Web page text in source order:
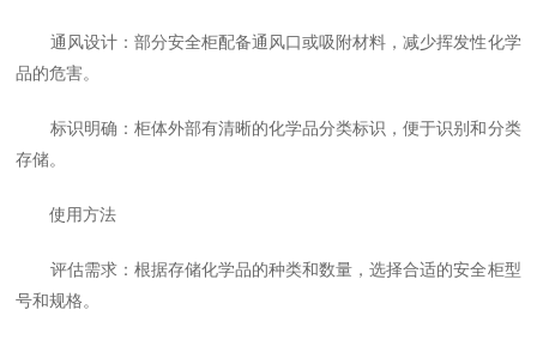
通风设计：部分安全柜配备通风口或吸附材料，减少挥发性化学
品的危害。
标识明确：柜体外部有清晰的化学品分类标识，便于识别和分类
存储。
使用方法
评估需求：根据存储化学品的种类和数量，选择合适的安全柜型
号和规格。